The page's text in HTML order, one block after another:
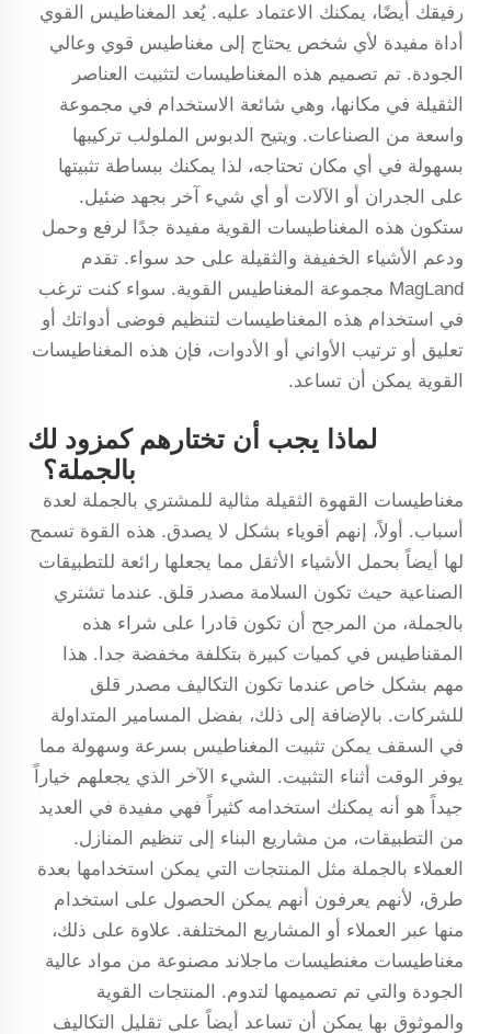
رفيقك أيضًا، يمكنك الاعتماد عليه. يُعد المغناطيس القوي
أداة مفيدة لأي شخص يحتاج إلى مغناطيس قوي وعالي
الجودة. تم تصميم هذه المغناطيسات لتثبيت العناصر
الثقيلة في مكانها، وهي شائعة الاستخدام في مجموعة
واسعة من الصناعات. ويتيح الدبوس الملولب تركيبها
بسهولة في أي مكان تحتاجه، لذا يمكنك ببساطة تثبيتها
على الجدران أو الآلات أو أي شيء آخر بجهد ضئيل.
ستكون هذه المغناطيسات القوية مفيدة جدًا لرفع وحمل
ودعم الأشياء الخفيفة والثقيلة على حد سواء. تقدم
MagLand مجموعة المغناطيس القوية. سواء كنت ترغب
في استخدام هذه المغناطيسات لتنظيم فوضى أدواتك أو
تعليق أو ترتيب الأواني أو الأدوات، فإن هذه المغناطيسات
القوية يمكن أن تساعد.
لماذا يجب أن تختارهم كمزود لك
بالجملة؟
مغناطيسات القهوة الثقيلة مثالية للمشتري بالجملة لعدة
أسباب. أولاً، إنهم أقوياء بشكل لا يصدق. هذه القوة تسمح
لها أيضاً بحمل الأشياء الأثقل مما يجعلها رائعة للتطبيقات
الصناعية حيث تكون السلامة مصدر قلق. عندما تشتري
بالجملة، من المرجح أن تكون قادرا على شراء هذه
المقناطيس في كميات كبيرة بتكلفة مخفضة جدا. هذا
مهم بشكل خاص عندما تكون التكاليف مصدر قلق
للشركات. بالإضافة إلى ذلك، بفضل المسامير المتداولة
في السقف يمكن تثبيت المغناطيس بسرعة وسهولة مما
يوفر الوقت أثناء التثبيت. الشيء الآخر الذي يجعلهم خياراً
جيداً هو أنه يمكنك استخدامه كثيراً فهي مفيدة في العديد
من التطبيقات، من مشاريع البناء إلى تنظيم المنازل.
العملاء بالجملة مثل المنتجات التي يمكن استخدامها بعدة
طرق، لأنهم يعرفون أنهم يمكن الحصول على استخدام
منها عبر العملاء أو المشاريع المختلفة. علاوة على ذلك،
مغناطيسات مغنطيسات ماجلاند مصنوعة من مواد عالية
الجودة والتي تم تصميمها لتدوم. المنتجات القوية
والموثوق بها يمكن أن تساعد أيضاً على تقليل التكاليف